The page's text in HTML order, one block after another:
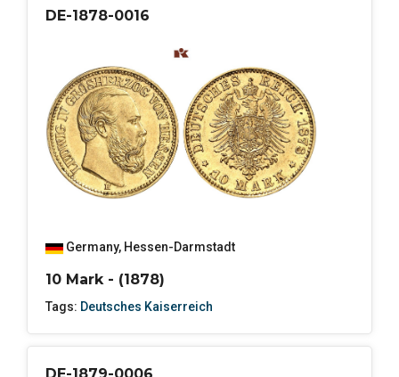
DE-1878-0016
Germany, Hessen-Darmstadt
10 Mark - (1878)
Tags: Deutsches Kaiserreich